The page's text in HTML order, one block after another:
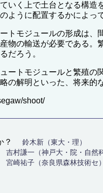
いく上で土台となる構
うに配置するかによっ
トモジュールの形成は
物の輸送が必要である
だろう。
ートモジュールと繁殖
の解明といった、将来的
shoot/
？ 鈴木新（東大・理）
吉村謙一（神戸大・院・自然
宮崎祐子（奈良県森林技術セ）